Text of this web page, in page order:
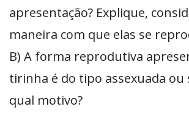
apresentação? Explique,
maneira com que elas se
B) A forma reprodutiva
tirinha é do tipo assexuada ou
qual motivo?